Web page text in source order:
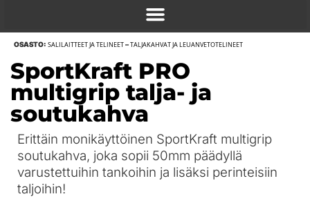
SportKraft Premium Power Rack,
K203cm S120cm
1 113,00€
OSASTO: SALILAITTEET JA TELINEET–TALJAKAHVAT JA LEUANVETOTELINEET
SportKraft PRO
multigrip talja- ja
soutukahva
Erittäin monikäyttöinen SportKraft multigrip
soutukahva, joka sopii 50mm päädyllä
varustettuihin tankoihin ja lisäksi perinteisiin
taljoihin!